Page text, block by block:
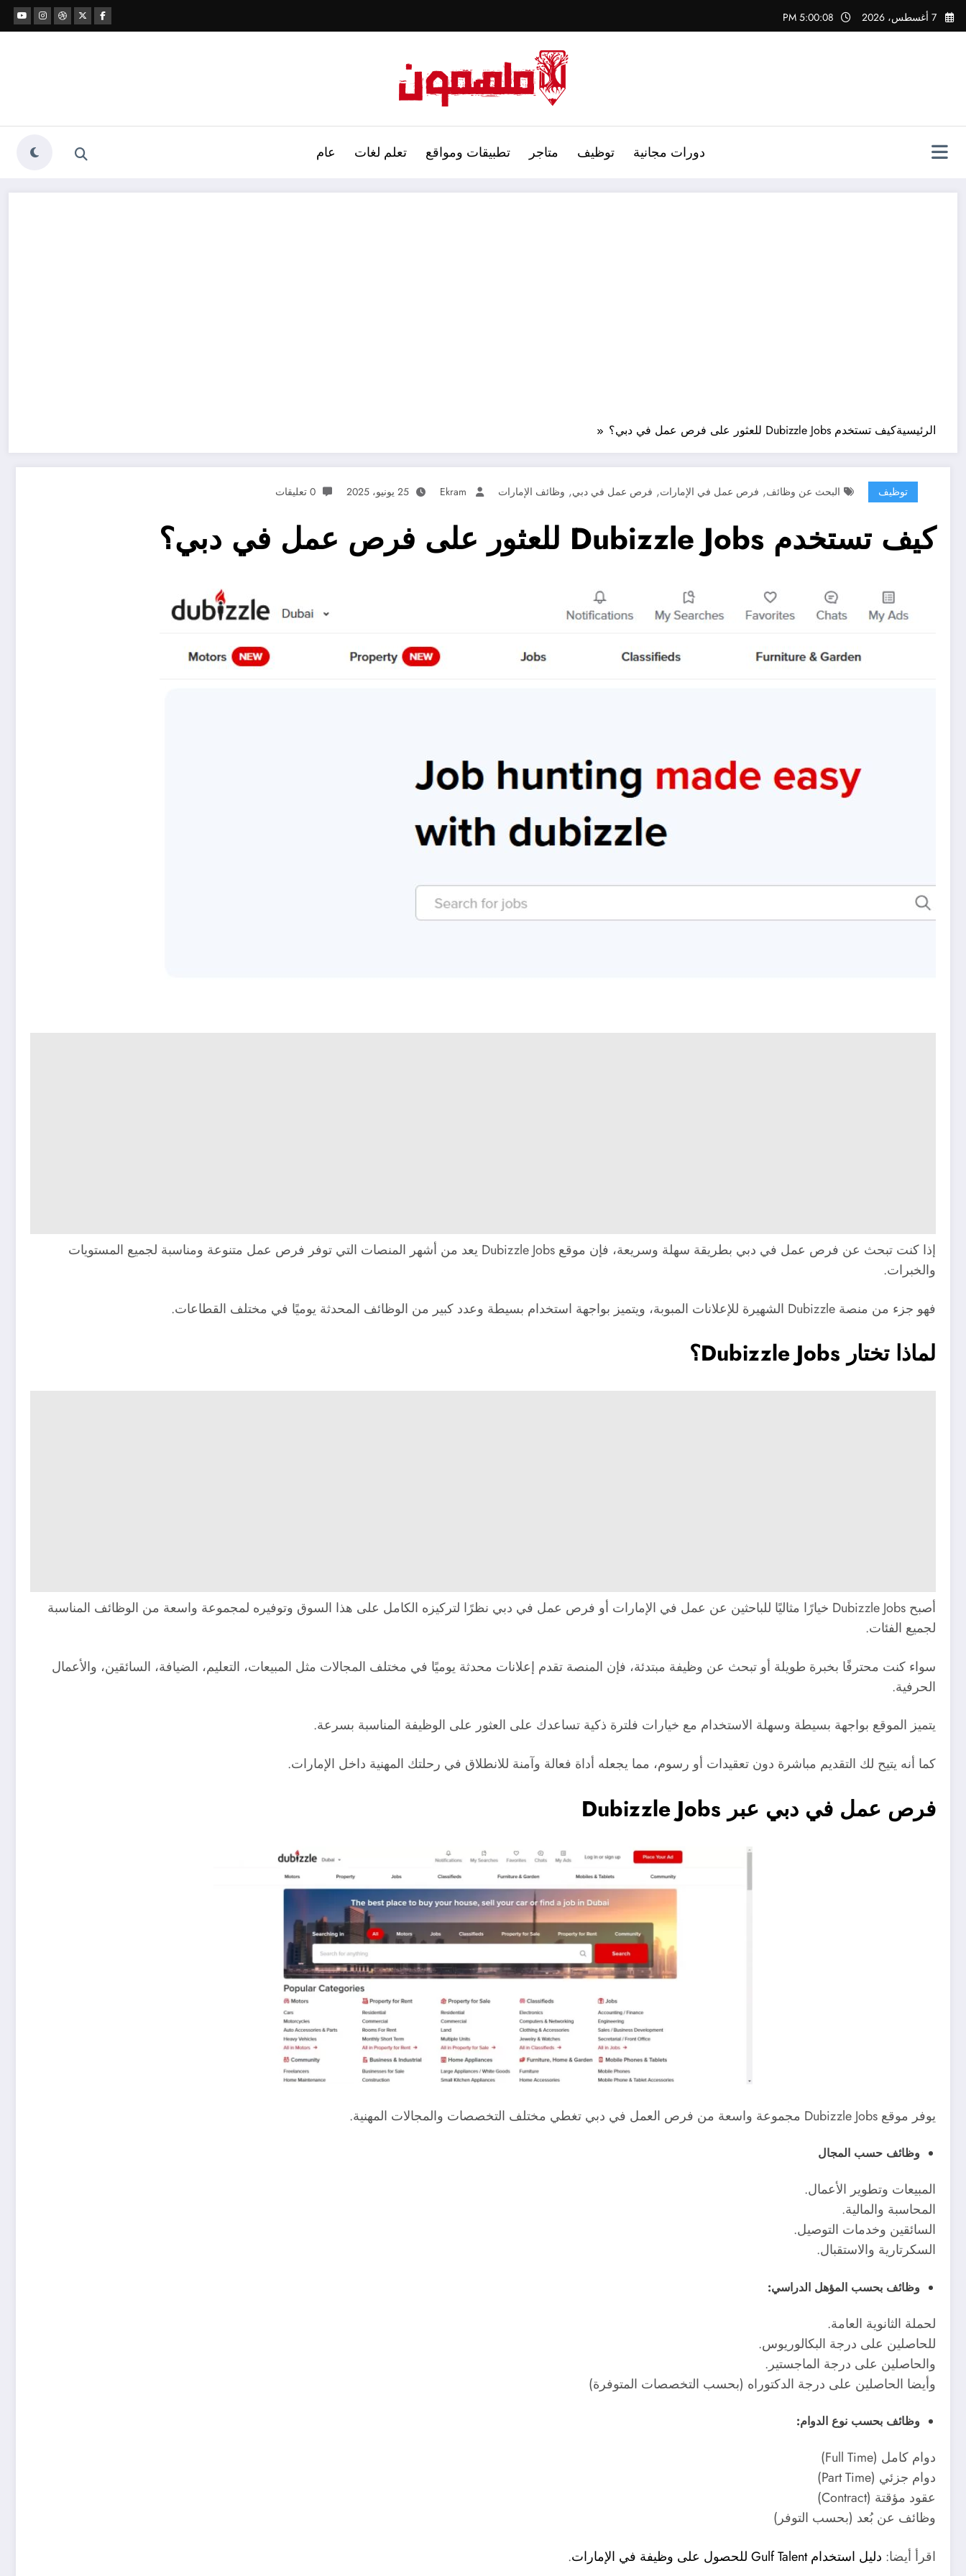
التجاوز
إلى
7 أغسطس، 2026 5:00:08 PM
دورات مجانية توظيف متاجر تطبيقات ومواقع تعلم لغات عام
الرئيسيةكيف تستخدم Dubizzle Jobs للعثور على فرص عمل في دبي؟
توظيف البحث عن وظائف, فرص عمل في الإمارات, فرص عمل في دبي, وظائف الإمارات Ekram 25 يونيو، 2025 0 تعليقات
كيف تستخدم Dubizzle Jobs للعثور على فرص عمل في دبي؟
إذا كنت تبحث عن فرص عمل في دبي بطريقة سهلة وسريعة، فإن موقع Dubizzle Jobs يعد من أشهر المنصات التي توفر فرص عمل متنوعة ومناسبة لجميع المستويات
والخبرات.
فهو جزء من منصة Dubizzle الشهيرة للإعلانات المبوبة، ويتميز بواجهة استخدام بسيطة وعدد كبير من الوظائف المحدثة يوميًا في مختلف القطاعات.
لماذا تختار Dubizzle Jobs؟
أصبح Dubizzle Jobs خيارًا مثاليًا للباحثين عن عمل في الإمارات أو فرص عمل في دبي نظرًا لتركيزه الكامل على هذا السوق وتوفيره لمجموعة واسعة من الوظائف المناسبة
لجميع الفئات.
سواء كنت محترفًا بخبرة طويلة أو تبحث عن وظيفة مبتدئة، فإن المنصة تقدم إعلانات محدثة يوميًا في مختلف المجالات مثل المبيعات، التعليم، الضيافة، السائقين، والأعمال
الحرفية.
يتميز الموقع بواجهة بسيطة وسهلة الاستخدام مع خيارات فلترة ذكية تساعدك على العثور على الوظيفة المناسبة بسرعة.
كما أنه يتيح لك التقديم مباشرة دون تعقيدات أو رسوم، مما يجعله أداة فعالة وآمنة للانطلاق في رحلتك المهنية داخل الإمارات.
فرص عمل في دبي عبر Dubizzle Jobs
يوفر موقع Dubizzle Jobs مجموعة واسعة من فرص العمل في دبي تغطي مختلف التخصصات والمجالات المهنية.
وظائف حسب المجال
المبيعات وتطوير الأعمال.
المحاسبة والمالية.
السائقين وخدمات التوصيل.
السكرتارية والاستقبال.
وظائف بحسب المؤهل الدراسي:
لحملة الثانوية العامة.
للحاصلين على درجة البكالوريوس.
والحاصلين على درجة الماجستير.
وأيضا الحاصلين على درجة الدكتوراه (بحسب التخصصات المتوفرة)
وظائف بحسب نوع الدوام:
دوام كامل (Full Time)
دوام جزئي (Part Time)
عقود مؤقتة (Contract)
وظائف عن بُعد (بحسب التوفر)
اقرأ أيضا: دليل استخدام Gulf Talent للحصول على وظيفة في الإمارات .